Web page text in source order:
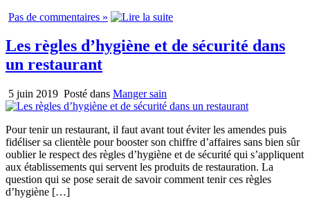
Pas de commentaires »
Les règles d’hygiène et de sécurité dans
un restaurant
5 juin 2019 Posté dans Manger sain
Pour tenir un restaurant, il faut avant tout éviter les amendes puis
fidéliser sa clientèle pour booster son chiffre d’affaires sans bien sûr
oublier le respect des règles d’hygiène et de sécurité qui s’appliquent
aux établissements qui servent les produits de restauration. La
question qui se pose serait de savoir comment tenir ces règles
d’hygiène […]